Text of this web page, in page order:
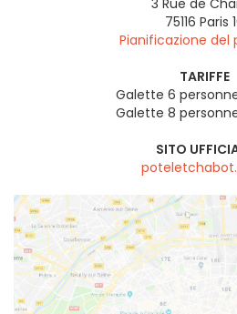
75116 Paris
Pianificazione del
TARIFFE
Galette 6
Galette 8
SITO